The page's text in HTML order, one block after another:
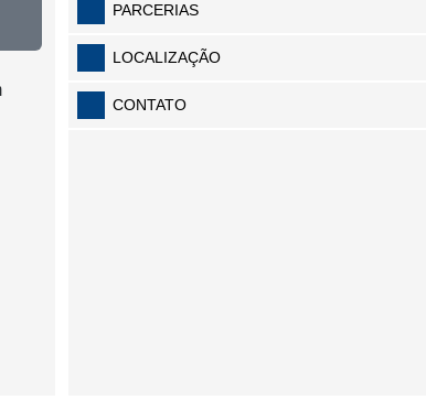
PARCERIAS
LOCALIZAÇÃO
CONTATO